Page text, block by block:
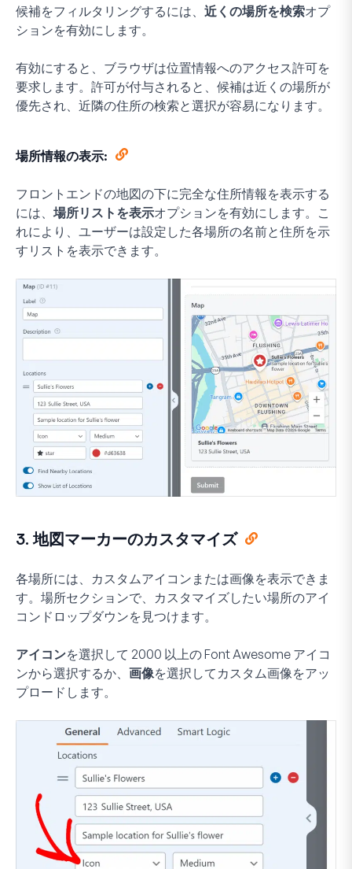
候補をフィルタリングするには、 近くの場所を検索オプ
ションを有効にします。
有効にすると、ブラウザは位置情報へのアクセス許可を
要求します。許可が付与されると、候補は近くの場所が
優先され、近隣の住所の検索と選択が容易になります。
場所情報の表示:
フロントエンドの地図の下に完全な住所情報を表示する
には、 場所リストを表示オプションを有効にします。こ
れにより、ユーザーは設定した各場所の名前と住所を示
すリストを表示できます。
3. 地図マーカーのカスタマイズ
各場所には、カスタムアイコンまたは画像を表示できま
す。場所セクションで、カスタマイズしたい場所のアイ
コンドロップダウンを見つけます。
アイコンを選択して 2000 以上の Font Awesome アイコ
ンから選択するか、 画像を選択してカスタム画像をアッ
プロードします。